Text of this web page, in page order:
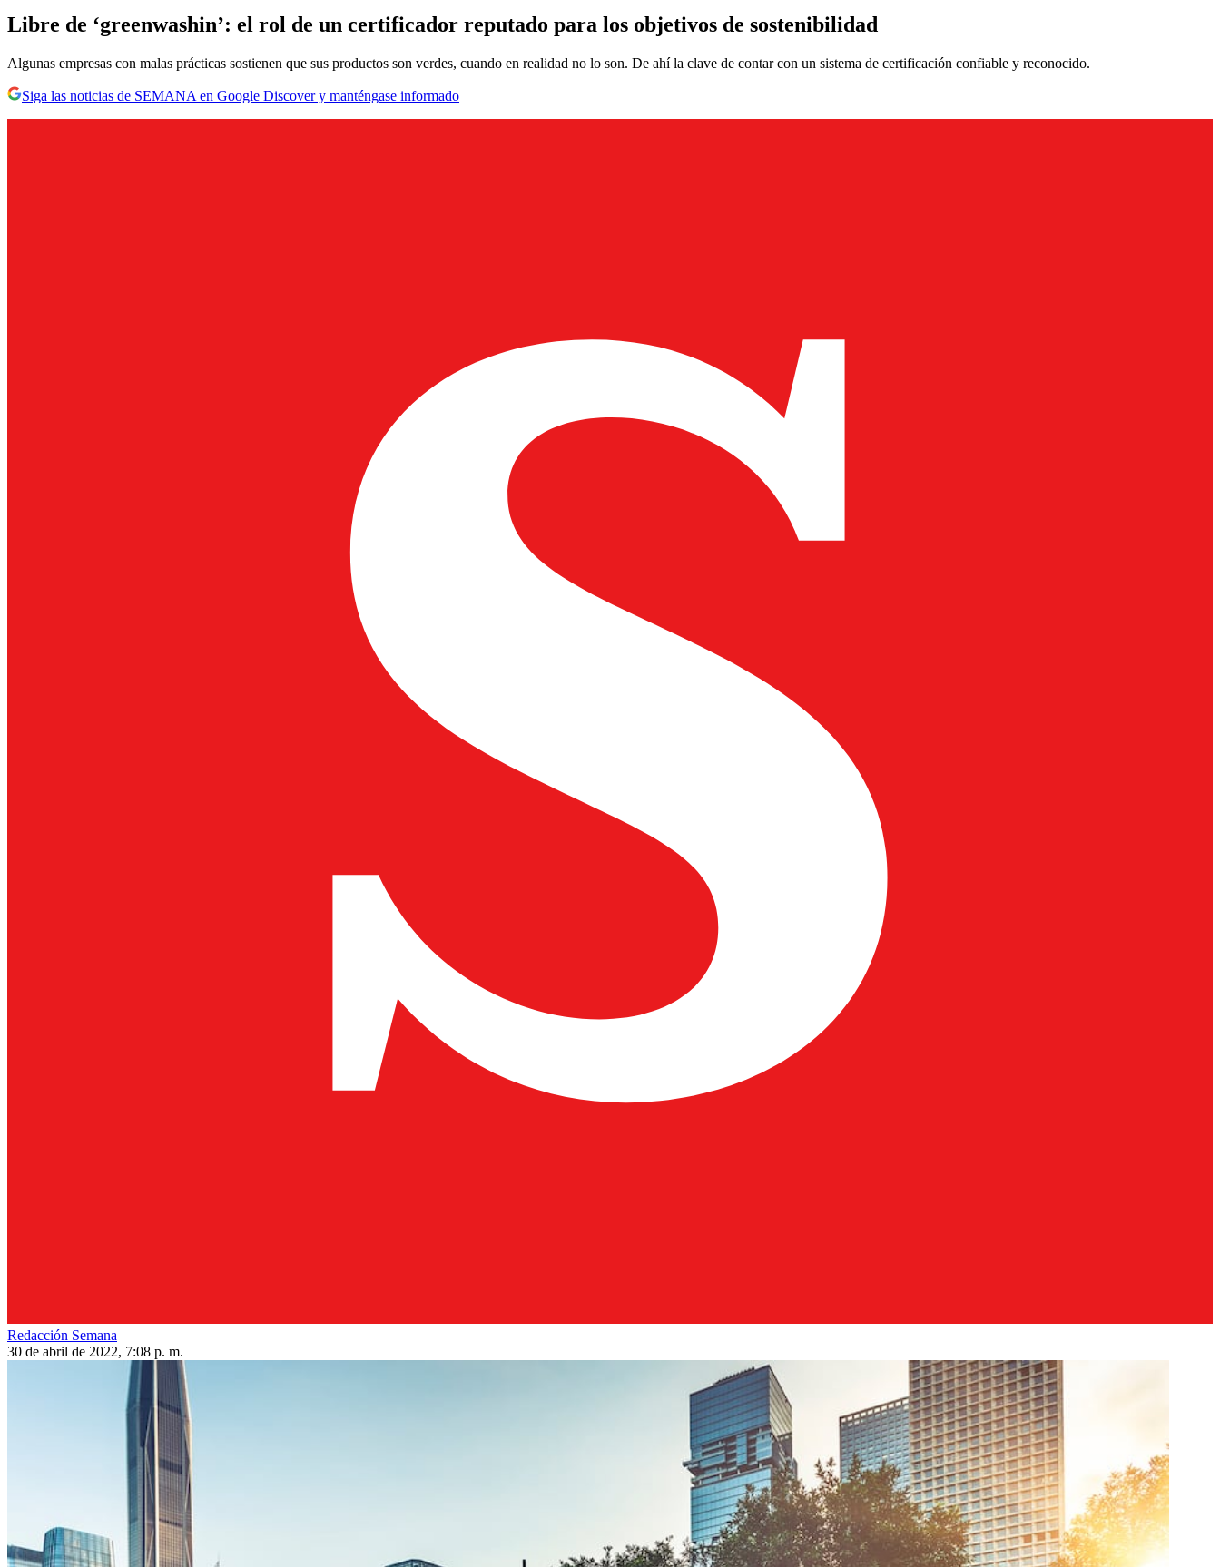
Libre de ‘greenwashin’: el rol de un certificador reputado para los objetivos de sostenibilidad
Algunas empresas con malas prácticas sostienen que sus productos son verdes, cuando en realidad no lo son. De ahí la clave de contar con un sistema de certificación confiable y reconocido.
Siga las noticias de SEMANA en Google Discover y manténgase informado
Redacción Semana
30 de abril de 2022, 7:08 p. m.